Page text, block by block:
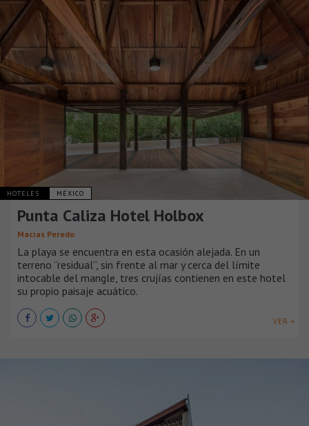
HOTELES MÉXICO
Punta Caliza Hotel Holbox
Macías Peredo
La playa se encuentra en esta ocasión alejada. En un
terreno “residual”, sin frente al mar y cerca del límite
intocable del mangle, tres crujías contienen en este hotel
su propio paisaje acuático.
VER +